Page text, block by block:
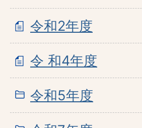
令和2年度
令 和4年度
令和5年度